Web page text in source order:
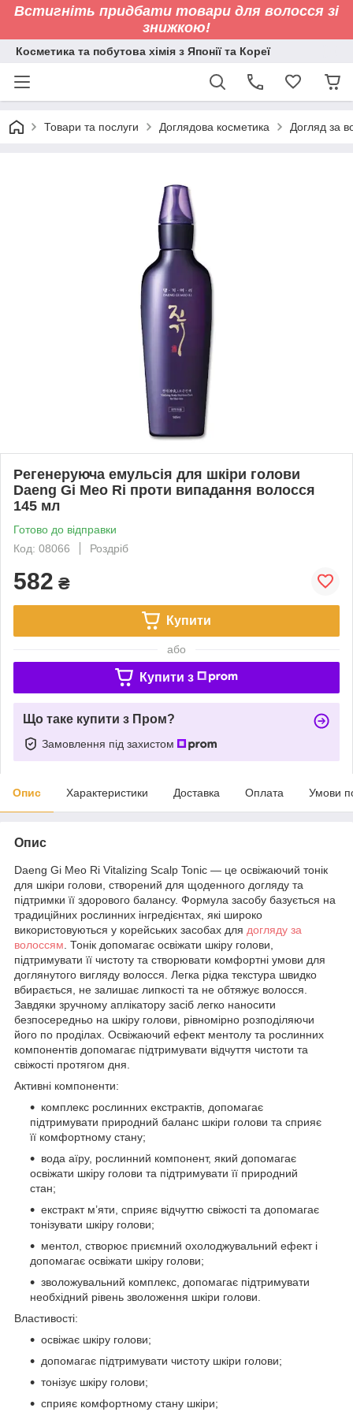
Встигніть придбати товари для волосся зі
знижкою!
Косметика та побутова хімія з Японії та Кореї
Товари та послуги Доглядова косметика Догляд за
Регенеруюча емульсія для шкіри голови
Daeng Gi Meo Ri проти випадання волосся
145 мл
Готово до відправки
Код: 08066
Роздріб
582 ₴
Купити
або
Купити з
Що таке купити з Пром?
Замовлення під захистом
Опис Характеристики Доставка Оплата Умови
Опис
Daeng Gi Meo Ri Vitalizing Scalp Tonic — це освіжаючий тонік
для шкіри голови, створений для щоденного догляду та
підтримки її здорового балансу. Формула засобу базується на
традиційних рослинних інгредієнтах, які широко
використовуються у корейських засобах для догляду за
волоссям . Тонік допомагає освіжати шкіру голови,
підтримувати її чистоту та створювати комфортні умови для
доглянутого вигляду волосся. Легка рідка текстура швидко
вбирається, не залишає липкості та не обтяжує волосся.
Завдяки зручному аплікатору засіб легко наносити
безпосередньо на шкіру голови, рівномірно розподіляючи
його по проділах. Освіжаючий ефект ментолу та рослинних
компонентів допомагає підтримувати відчуття чистоти та
свіжості протягом дня.
Активні компоненти:
комплекс рослинних екстрактів, допомагає
підтримувати природний баланс шкіри голови та сприяє
її комфортному стану;
вода аїру, рослинний компонент, який допомагає
освіжати шкіру голови та підтримувати її природний
стан;
екстракт м’яти, сприяє відчуттю свіжості та допомагає
тонізувати шкіру голови;
ментол, створює приємний охолоджувальний ефект і
допомагає освіжати шкіру голови;
зволожувальний комплекс, допомагає підтримувати
необхідний рівень зволоження шкіри голови.
Властивості:
освіжає шкіру голови;
допомагає підтримувати чистоту шкіри голови;
тонізує шкіру голови;
сприяє комфортному стану шкіри;